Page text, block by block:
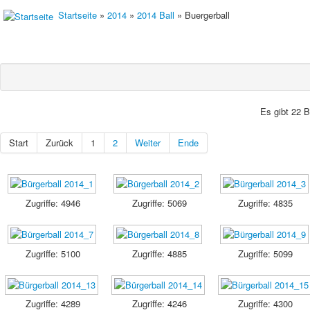
Startseite » 2014 » 2014 Ball » Buergerball
Es gibt 22
Start Zurück 1 2 Weiter Ende
Zugriffe: 4946 Zugriffe: 5069 Zugriffe: 4835
Zugriffe: 5100 Zugriffe: 4885 Zugriffe: 5099
Zugriffe: 4289 Zugriffe: 4246 Zugriffe: 4300